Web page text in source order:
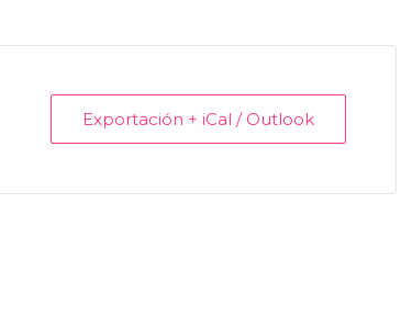
Exportación + iCal / Outlook